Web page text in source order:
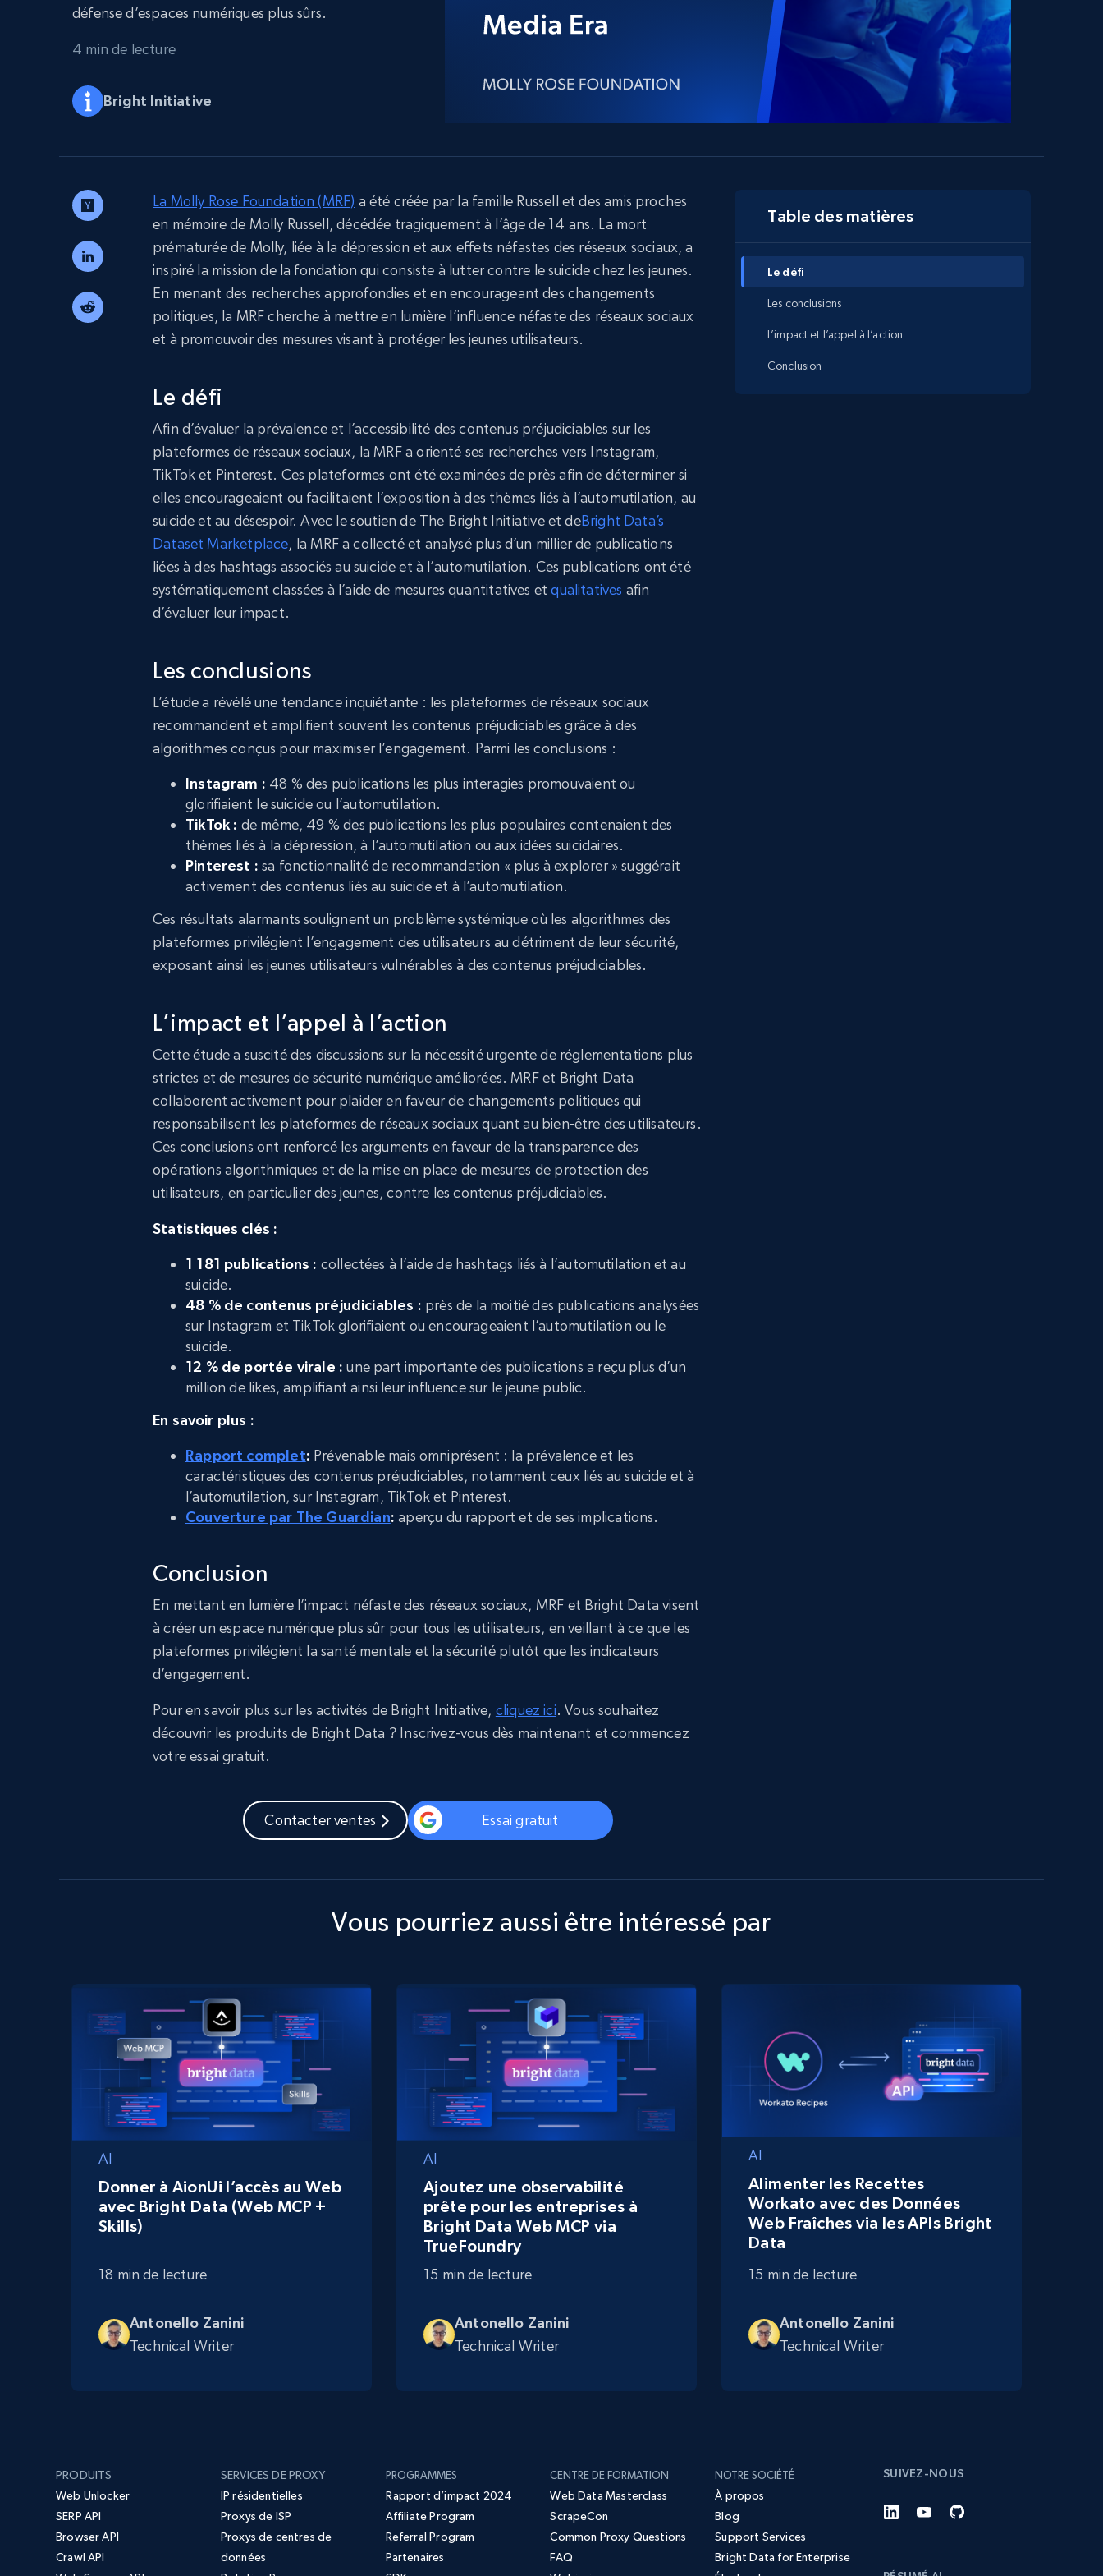
déblocage et hébergement intégrés
LinkedIn
commerce électronique
Réseaux sociaux
Immobilier
Data Firehose
Proxys résidentiels 50% OFF Proxys de ISP
Proxys de datacenter
Proxys fiables et à haut débit pour une
extraction de données efficace
INFRASTRUCTURE PROXY
résidentiels
Commence à
défense d’espaces numériques plus sûrs.
4 min de lecture
Bright Initiative
La Molly Rose Foundation (MRF) a été créée par la famille Russell et des amis proches
en mémoire de Molly Russell, décédée tragiquement à l’âge de 14 ans. La mort
prématurée de Molly, liée à la dépression et aux effets néfastes des réseaux sociaux, a
inspiré la mission de la fondation qui consiste à lutter contre le suicide chez les jeunes.
En menant des recherches approfondies et en encourageant des changements
politiques, la MRF cherche à mettre en lumière l’influence néfaste des réseaux sociaux
et à promouvoir des mesures visant à protéger les jeunes utilisateurs.
Le défi
Afin d’évaluer la prévalence et l’accessibilité des contenus préjudiciables sur les
plateformes de réseaux sociaux, la MRF a orienté ses recherches vers Instagram,
TikTok et Pinterest. Ces plateformes ont été examinées de près afin de déterminer si
elles encourageaient ou facilitaient l’exposition à des thèmes liés à l’automutilation, au
suicide et au désespoir. Avec le soutien de The Bright Initiative et deBright Data’s
Dataset Marketplace, la MRF a collecté et analysé plus d’un millier de publications
liées à des hashtags associés au suicide et à l’automutilation. Ces publications ont été
systématiquement classées à l’aide de mesures quantitatives etqualitatives afin
d’évaluer leur impact.
Les conclusions
L’étude a révélé une tendance inquiétante : les plateformes de réseaux sociaux
recommandent et amplifient souvent les contenus préjudiciables grâce à des
algorithmes conçus pour maximiser l’engagement. Parmi les conclusions :
Instagram : 48 % des publications les plus interagies promouvaient ou
glorifiaient le suicide ou l’automutilation.
TikTok : de même, 49 % des publications les plus populaires contenaient des
thèmes liés à la dépression, à l’automutilation ou aux idées suicidaires.
Pinterest : sa fonctionnalité de recommandation « plus à explorer » suggérait
activement des contenus liés au suicide et à l’automutilation.
Ces résultats alarmants soulignent un problème systémique où les algorithmes des
plateformes privilégient l’engagement des utilisateurs au détriment de leur sécurité,
exposant ainsi les jeunes utilisateurs vulnérables à des contenus préjudiciables.
L’impact et l’appel à l’action
Cette étude a suscité des discussions sur la nécessité urgente de réglementations plus
strictes et de mesures de sécurité numérique améliorées. MRF et Bright Data
collaborent activement pour plaider en faveur de changements politiques qui
responsabilisent les plateformes de réseaux sociaux quant au bien-être des utilisateurs.
Ces conclusions ont renforcé les arguments en faveur de la transparence des
opérations algorithmiques et de la mise en place de mesures de protection des
utilisateurs, en particulier des jeunes, contre les contenus préjudiciables.
Statistiques clés :
1 181 publications : collectées à l’aide de hashtags liés à l’automutilation et au
suicide.
48 % de contenus préjudiciables : près de la moitié des publications analysées
sur Instagram et TikTok glorifiaient ou encourageaient l’automutilation ou le
suicide.
12 % de portée virale : une part importante des publications a reçu plus d’un
million de likes, amplifiant ainsi leur influence sur le jeune public.
En savoir plus :
Rapport complet: Prévenable mais omniprésent : la prévalence et les
caractéristiques des contenus préjudiciables, notamment ceux liés au suicide et à
l’automutilation, sur Instagram, TikTok et Pinterest.
Couverture par The Guardian: aperçu du rapport et de ses implications.
Conclusion
En mettant en lumière l’impact néfaste des réseaux sociaux, MRF et Bright Data visent
à créer un espace numérique plus sûr pour tous les utilisateurs, en veillant à ce que les
plateformes privilégient la santé mentale et la sécurité plutôt que les indicateurs
d’engagement.
Pour en savoir plus sur les activités de Bright Initiative, cliquez ici. Vous souhaitez
découvrir les produits de Bright Data ? Inscrivez-vous dès maintenant et commencez
votre essai gratuit.
Contacter ventes Essai gratuit
Table des matières
Le défi
Les conclusions
L’impact et l’appel à l’action
Conclusion
Vous pourriez aussi être intéressé par
AI
Antonello Zanini
Technical Writer
Donner à AionUi l’accès au Web
avec Bright Data (Web MCP +
Skills)
18 min de lecture
AI
Antonello Zanini
Technical Writer
Ajoutez une observabilité
prête pour les entreprises à
Bright Data Web MCP via
TrueFoundry
15 min de lecture
AI
Antonello Zanini
Technical Writer
Alimenter les Recettes
Workato avec des Données
Web Fraîches via les APIs Bright
Data
15 min de lecture
PRODUITS
Web Unlocker
SERP API
Browser API
Crawl API
SERVICES DE PROXY
IP résidentielles
Proxys de ISP
Proxys de centres de
données
PROGRAMMES
Rapport d’impact 2024
Affiliate Program
Referral Program
Partenaires
CENTRE DE FORMATION
Web Data Masterclass
ScrapeCon
Common Proxy Questions
FAQ
NOTRE SOCIÉTÉ
À propos
Blog
Support Services
Bright Data for Enterprise
SUIVEZ-NOUS